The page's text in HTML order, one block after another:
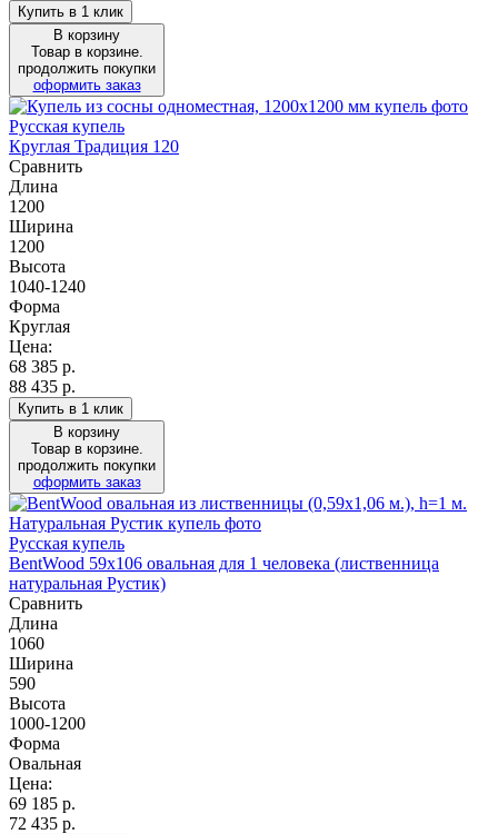
Купить в 1 клик
В корзину
Товар в корзине.
продолжить покупки
оформить заказ
Русская купель
Круглая Традиция 120
Сравнить
Длина
1200
Ширина
1200
Высота
1040-1240
Форма
Круглая
Цена:
68 385 р.
88 435 р.
Купить в 1 клик
В корзину
Товар в корзине.
продолжить покупки
оформить заказ
Русская купель
BentWood 59х106 овальная для 1 человека (лиственница
натуральная Рустик)
Сравнить
Длина
1060
Ширина
590
Высота
1000-1200
Форма
Овальная
Цена:
69 185 р.
72 435 р.